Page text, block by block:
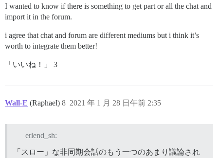
I wanted to know if there is something to get part or all the chat and
import it in the forum.
i agree that chat and forum are different mediums but i think it’s
worth to integrate them better!
「いいね！」 3
Wall-E (Raphael) 2021 年 1 月 28 日午前 2:35
8
erlend_sh:
「スロー」な非同期会話のもう一つのあまり議論され